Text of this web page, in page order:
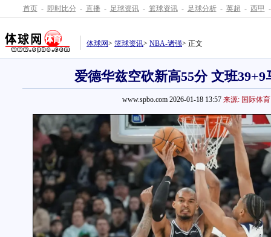
首页 - 即时比分 - 直播 - 足球资讯 - 篮球资讯 - 足球分析 - 英超 - 西甲 -
体球网> 篮球资讯> NBA-诸强> 正文
爱德华兹空砍新高55分 文班39+9
www.spbo.com 2026-01-18 13:57 来源: 国际体育